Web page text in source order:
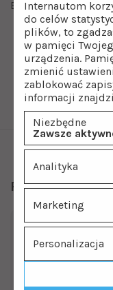
Elementy systemu
Wkład
Wkład
wody.
Membrana
Polecamy
Internautom
do celów
plików, to
w pamięci
urządzenia.
zmienić
zablokować
informacji
Niezbędne
Zawsze
Analityka
Marketing
Personalizacja